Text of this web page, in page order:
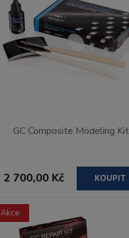
GC Composite Modeling Kit
2 700,00 Kč KOUPIT
Akce